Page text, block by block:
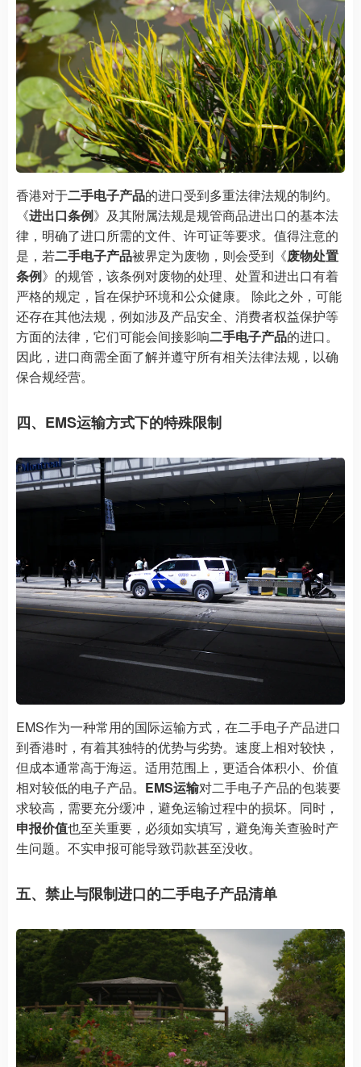
香港对于二手电子产品的进口受到多重法律法规的制约。
《进出口条例》及其附属法规是规管商品进出口的基本法
律，明确了进口所需的文件、许可证等要求。值得注意的
是，若二手电子产品被界定为废物，则会受到《废物处置
条例》的规管，该条例对废物的处理、处置和进出口有着
严格的规定，旨在保护环境和公众健康。 除此之外，可能
还存在其他法规，例如涉及产品安全、消费者权益保护等
方面的法律，它们可能会间接影响二手电子产品的进口。
因此，进口商需全面了解并遵守所有相关法律法规，以确
保合规经营。
四、EMS运输方式下的特殊限制
EMS作为一种常用的国际运输方式，在二手电子产品进口
到香港时，有着其独特的优势与劣势。速度上相对较快，
但成本通常高于海运。适用范围上，更适合体积小、价值
相对较低的电子产品。 EMS运输对二手电子产品的包装要
求较高，需要充分缓冲，避免运输过程中的损坏。同时，
申报价值也至关重要，必须如实填写，避免海关查验时产
生问题。不实申报可能导致罚款甚至没收。
五、禁止与限制进口的二手电子产品清单